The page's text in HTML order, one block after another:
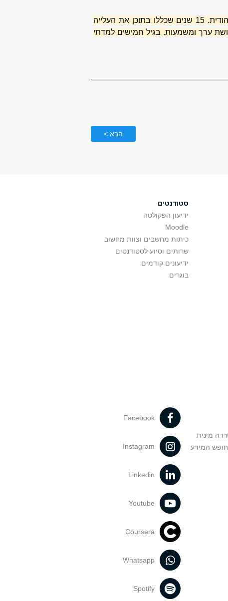
במהלך חיי עסקתי במספר תחומים, כאשר המשמעותי ביניהם הוא במחלקת עליה וקליטה של הסוכנות היהודית. 15 שנים שכללו בתוכן את העלייה
ערך ומשמעות. בגיל חמישים למדתי
הבא >
סטודנטים
ידיעון הפקולטה
Moodle
כיתות מחשבים וצוות מחשוב
שרותים וסיוע לסטודנטים
ידיעונים קודמים
בוגרים
מינית
חופש המידע
Facebook
Instagram
Linkedin
Youtube
Coursera
Whatsapp
Spotify